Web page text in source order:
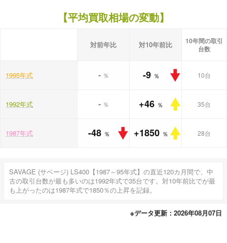
【平均買取相場の変動】
対前年比 対10年前比
10年間の取引
台数
1995年式 - ％ -9 ％ 10台
1992年式 - ％ +46 ％ 35台
1987年式 -48 ％ +1850 ％ 28台
SAVAGE (サベージ) LS400【1987～95年式】の直近120カ月間で、中
古の取引台数が最も多いのは1992年式で35台です。対10年前比でが最
も上がったのは1987年式で1850％の上昇を記録。
※データ更新：2026年08月07日